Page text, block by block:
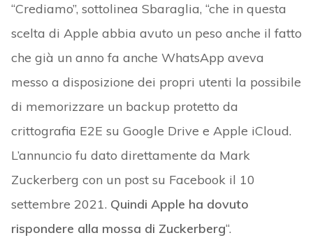
“Crediamo”, sottolinea Sbaraglia, “che in questa
scelta di Apple abbia avuto un peso anche il fatto
che già un anno fa anche WhatsApp aveva
messo a disposizione dei propri utenti la possibile
di memorizzare un backup protetto da
crittografia E2E su Google Drive e Apple iCloud.
L’annuncio fu dato direttamente da Mark
Zuckerberg con un post su Facebook il 10
settembre 2021. Quindi Apple ha dovuto
rispondere alla mossa di Zuckerberg“.